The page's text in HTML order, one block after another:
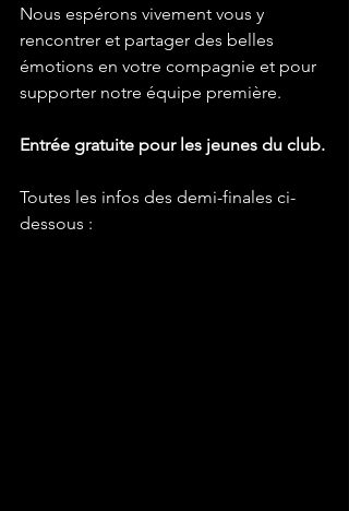
Nous espérons vivement vous y
rencontrer et partager des belles
émotions en votre compagnie et pour
supporter notre équipe première.
Entrée gratuite pour les jeunes du club.
Toutes les infos des demi-finales ci-
dessous :